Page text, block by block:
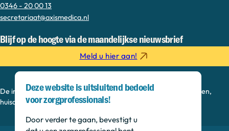
0346 - 20 00 13
secretariaat@axismedica.nl
Blijf op de hoogte via de maandelijkse nieuwsbrief
Meld u hier aan!
De informatie op deze sectie is bedoeld voor medisch specialisten,
huisartsen, verpleegkundig specialisten en onderzoekers.
Deze website is uitsluitend bedoeld
voor zorgprofessionals!
Door verder te gaan, bevestigt u